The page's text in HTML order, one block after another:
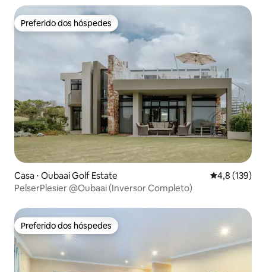
Preferido dos hóspedes
Preferido dos hóspedes
Casa ⋅ Oubaai Golf Estate 4,8 de uma
4,8 (139)
PelserPlesier @Oubaai (Inversor Completo)
Preferido dos hóspedes
Preferido dos hóspedes